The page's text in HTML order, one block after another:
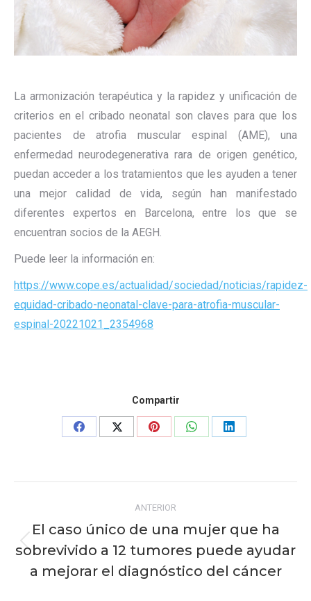
La armonización terapéutica y la rapidez y unificación de
criterios en el cribado neonatal son claves para que los
pacientes de atrofia muscular espinal (AME), una
enfermedad neurodegenerativa rara de origen genético,
puedan acceder a los tratamientos que les ayuden a tener
una mejor calidad de vida, según han manifestado
diferentes expertos en Barcelona, entre los que se
encuentran socios de la AEGH.
Puede leer la información en:
https://www.cope.es/actualidad/sociedad/noticias/rapidez-
equidad-cribado-neonatal-clave-para-atrofia-muscular-
espinal-20221021_2354968
Compartir
Share
Share
Share
Share
Share
entre
publicaciones
ANTERIOR
Publicación
anterior:
El caso único de una mujer que ha
sobrevivido a 12 tumores puede ayudar
a mejorar el diagnóstico del cáncer